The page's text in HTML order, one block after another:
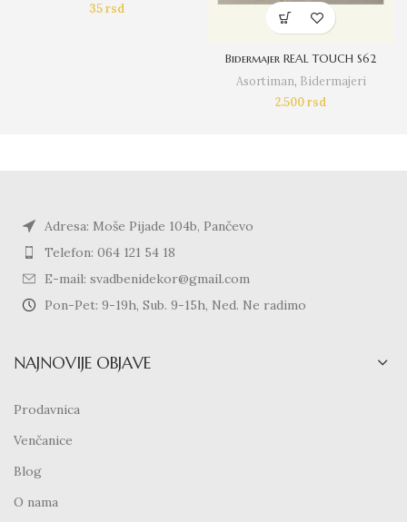
35rsd
Bidermajer REAL TOUCH S62
Asortiman, Bidermajeri
2.500rsd
Adresa: Moše Pijade 104b, Pančevo
Telefon: 064 121 54 18
E-mail: svadbenidekor@gmail.com
Pon-Pet: 9-19h, Sub. 9-15h, Ned. Ne radimo
NAJNOVIJE OBJAVE
Prodavnica
Venčanice
Blog
O nama